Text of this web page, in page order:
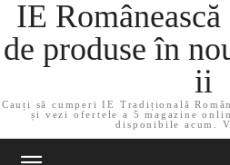
IE
de produse în
ii
Cauți să cumperi IE Tradițională
și vezi ofertele a 5 magazine
disponibile acum.